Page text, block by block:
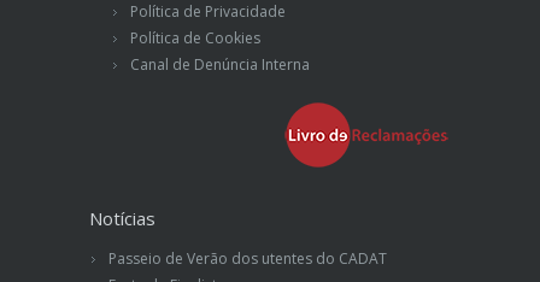
Política de Privacidade
Política de Cookies
Canal de Denúncia Interna
Notícias
Passeio de Verão dos utentes do CADAT